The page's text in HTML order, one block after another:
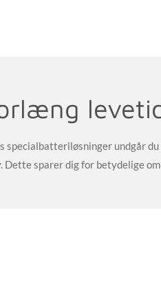
undgår
sparer dig for betydelige